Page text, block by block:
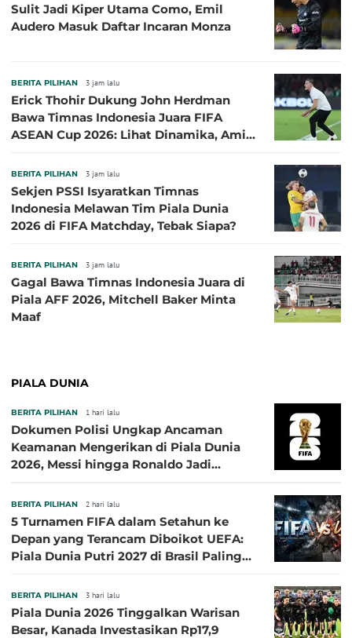
Sulit Jadi Kiper Utama Como, Emil
Audero Masuk Daftar Incaran Monza
BERITA PILIHAN 3 jam lalu
Erick Thohir Dukung John Herdman
Bawa Timnas Indonesia Juara FIFA
ASEAN Cup 2026: Lihat Dinamika, Amit-
BERITA PILIHAN 3 jam lalu
Sekjen PSSI Isyaratkan Timnas
Indonesia Melawan Tim Piala Dunia
2026 di FIFA Matchday, Tebak Siapa?
BERITA PILIHAN 3 jam lalu
Gagal Bawa Timnas Indonesia Juara di
Piala AFF 2026, Mitchell Baker Minta
Maaf
PIALA DUNIA
BERITA PILIHAN 1 hari lalu
Dokumen Polisi Ungkap Ancaman
Keamanan Mengerikan di Piala Dunia
2026, Messi hingga Ronaldo Jadi
BERITA PILIHAN 2 hari lalu
5 Turnamen FIFA dalam Setahun ke
Depan yang Terancam Diboikot UEFA:
Piala Dunia Putri 2027 di Brasil Paling
BERITA PILIHAN 3 hari lalu
Piala Dunia 2026 Tinggalkan Warisan
Besar, Kanada Investasikan Rp17,9